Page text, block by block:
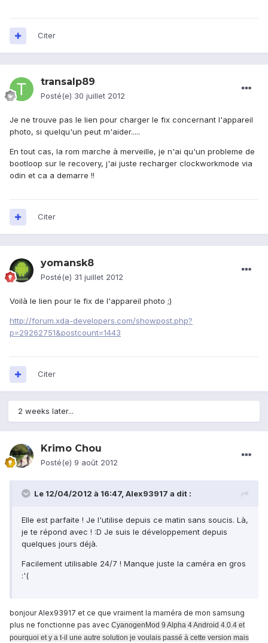
Citer
transalp89
Posté(e) 30 juillet 2012
Je ne trouve pas le lien pour charger le fix concernant l'appareil
photo, si quelqu'un peut m'aider.....
En tout cas, la rom marche à merveille, je n'ai qu'un probleme de
bootloop sur le recovery, j'ai juste recharger clockworkmode via
odin et ca a demarre !!
Citer
yomansk8
Posté(e) 31 juillet 2012
Voilà le lien pour le fix de l'appareil photo ;)
http://forum.xda-developers.com/showpost.php?
p=29262751&postcount=1443
Citer
2 weeks later...
Krimo Chou
Posté(e) 9 août 2012
Le 12/04/2012 à 16:47, Alex93917 a dit :
Elle est parfaite ! Je l'utilise depuis ce matin sans soucis. Là,
je te répond avec ! :D Je suis le développement depuis
quelques jours déjà.
Facilement utilisable 24/7 ! Manque juste la caméra en gros
:'(
bonjour Alex93917 et ce que vraiment la maméra de mon samsung
plus ne fonctionne pas avec CyanogenMod 9 Alpha 4 Android 4.0.4 et
pourquoi et y a t-il une autre solution je voulais passé à cette version mais